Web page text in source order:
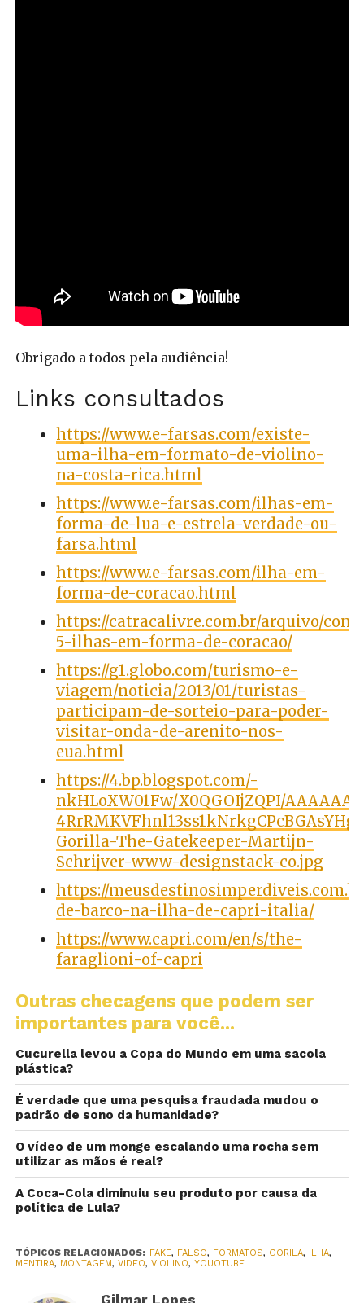
Obrigado a todos pela audiência!
Links consultados
https://www.e-farsas.com/existe-
uma-ilha-em-formato-de-violino-
na-costa-rica.html
https://www.e-farsas.com/ilhas-em-
forma-de-lua-e-estrela-verdade-ou-
farsa.html
https://www.e-farsas.com/ilha-em-
forma-de-coracao.html
https://catracalivre.com.br/arquivo/
5-ilhas-em-forma-de-coracao/
https://g1.globo.com/turismo-e-
viagem/noticia/2013/01/turistas-
participam-de-sorteio-para-poder-
visitar-onda-de-arenito-nos-
eua.html
https://4.bp.blogspot.com/-
nkHLoXW01Fw/X0QGOIjZQPI/
4RrRMKVFhnl13ss1kNrkgCPcBGAsYHg/
Gorilla-The-Gatekeeper-Martijn-
Schrijver-www-designstack-co.jpg
https://
de-barco-na-ilha-de-capri-italia/
https://www.capri.com/en/s/the-
faraglioni-of-capri
Outras checagens que podem ser
importantes para você...
Cucurella levou a Copa do Mundo em uma sacola
plástica?
É verdade que uma pesquisa fraudada mudou o
padrão de sono da humanidade?
O vídeo de um monge escalando uma rocha sem
utilizar as mãos é real?
A Coca-Cola diminuiu seu produto por causa da
política de Lula?
TÓPICOS RELACIONADOS: FAKE, FALSO, FORMATOS, GORILA, ILHA,
MENTIRA, MONTAGEM, VIDEO, VIOLINO, YOUOTUBE